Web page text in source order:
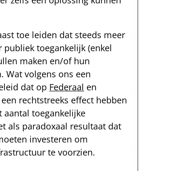
toe leiden dat steeds meer
toegankelijk (enkel
maken en/of hun
Wat volgens ons een
dat op Federaal en
rechtstreeks effect hebben
aantal toegankelijke
als paradoxaal resultaat dat
investeren om
te voorzien.